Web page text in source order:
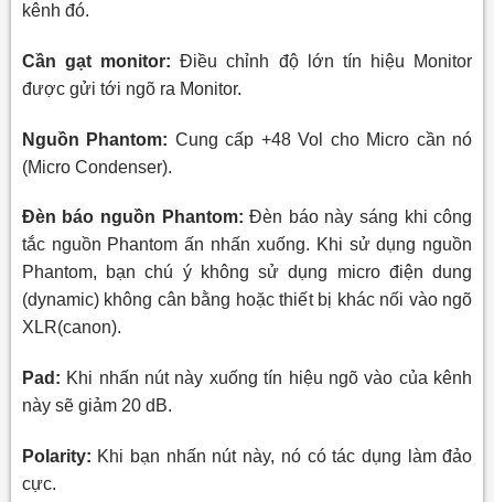
kênh đó.
Cần gạt monitor: Điều chỉnh độ lớn tín hiệu Monitor
được gửi tới ngõ ra Monitor.
Nguồn Phantom: Cung cấp +48 Vol cho Micro cần nó
(Micro Condenser).
Đèn báo nguồn Phantom: Đèn báo này sáng khi công
tắc nguồn Phantom ấn nhấn xuống. Khi sử dụng nguồn
Phantom, bạn chú ý không sử dụng micro điện dung
(dynamic) không cân bằng hoặc thiết bị khác nối vào ngõ
XLR(canon).
Pad: Khi nhấn nút này xuống tín hiệu ngõ vào của kênh
này sẽ giảm 20 dB.
Polarity: Khi bạn nhấn nút này, nó có tác dụng làm đảo
cực.